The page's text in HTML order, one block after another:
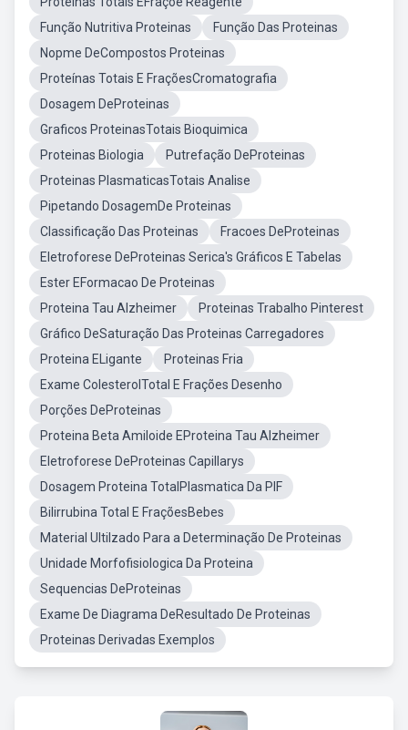
Função Nutritiva Proteinas
Função Das Proteinas
Nopme DeCompostos Proteinas
Proteínas Totais E FraçõesCromatografia
Dosagem DeProteinas
Graficos ProteinasTotais Bioquimica
Proteinas Biologia
Putrefação DeProteinas
Proteinas PlasmaticasTotais Analise
Pipetando DosagemDe Proteinas
Classificação Das Proteinas
Fracoes DeProteinas
Eletroforese DeProteinas Serica's Gráficos E Tabelas
Ester EFormacao De Proteinas
Proteina Tau Alzheimer
Proteinas Trabalho Pinterest
Gráfico DeSaturação Das Proteinas Carregadores
Proteina ELigante
Proteinas Fria
Exame ColesterolTotal E Frações Desenho
Porções DeProteinas
Proteina Beta Amiloide EProteina Tau Alzheimer
Eletroforese DeProteinas Capillarys
Dosagem Proteina TotalPlasmatica Da PIF
Bilirrubina Total E FraçõesBebes
Material Ultilzado Para a Determinação De Proteinas
Unidade Morfofisiologica Da Proteina
Sequencias DeProteinas
Exame De Diagrama DeResultado De Proteinas
Proteinas Derivadas Exemplos